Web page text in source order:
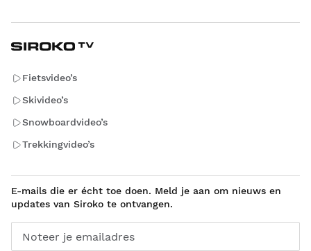
Fietsvideo’s
Skivideo’s
Snowboardvideo’s
Trekkingvideo’s
E-mails die er écht toe doen. Meld je aan om nieuws en
updates van Siroko te ontvangen.
Noteer je emailadres